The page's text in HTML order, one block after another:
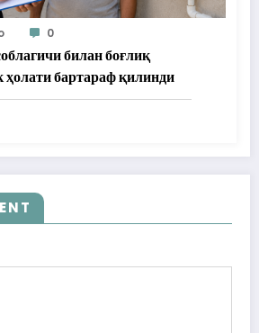
0
билан боғлиқ
бартараф қилинди